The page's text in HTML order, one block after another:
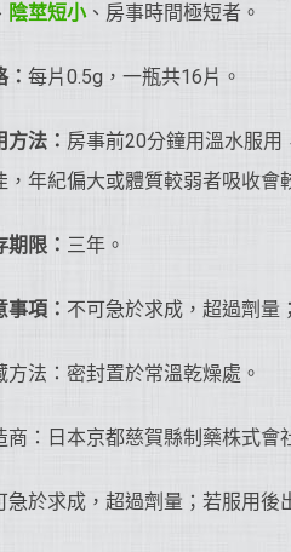
陰莖短小、房事時間極短者。
每片0.5g，一瓶共16片。
方法： 房事前20分鐘用溫水服
，年紀偏大或體質較弱者吸收會
期限： 三年。
事項： 不可急於求成，超過劑量
方法：密封置於常溫乾燥處。
商：日本京都慈賀縣制藥株式會
急於求成，超過劑量；若服用後